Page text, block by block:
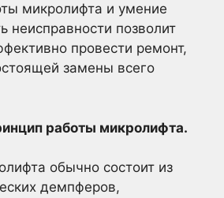
микролифта и умение
неисправности позволит
провести ремонт,
замены всего
работы микролифта.
обычно состоит из
демпферов,